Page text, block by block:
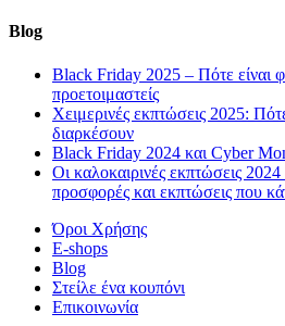
Blog
Black Friday 2025 – Πότε είναι
προετοιμαστείς
Χειμερινές εκπτώσεις 2025:
διαρκέσουν
Black Friday 2024 και Cyber
Οι καλοκαιρινές εκπτώσεις 2024
προσφορές και εκπτώσεις που
Όροι Χρήσης
E-shops
Blog
Στείλε ένα κουπόνι
Επικοινωνία